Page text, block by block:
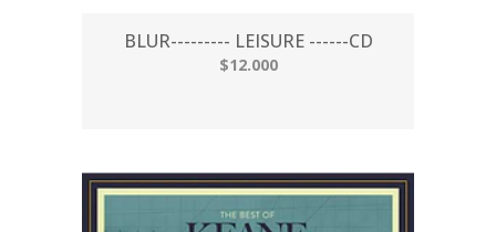
BLUR--------- LEISURE ------CD
$12.000